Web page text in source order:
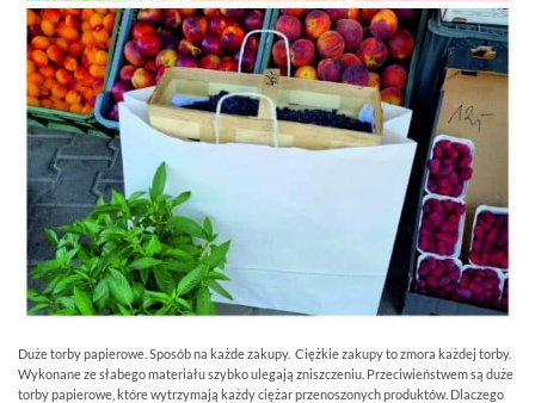
Duże torby papierowe. Sposób na każde zakupy. Ciężkie zakupy to zmora każdej torby.
Wykonane ze słabego materiału szybko ulegają zniszczeniu. Przeciwieństwem są duże
torby papierowe, które wytrzymają każdy ciężar przenoszonych produktów. Dlaczego